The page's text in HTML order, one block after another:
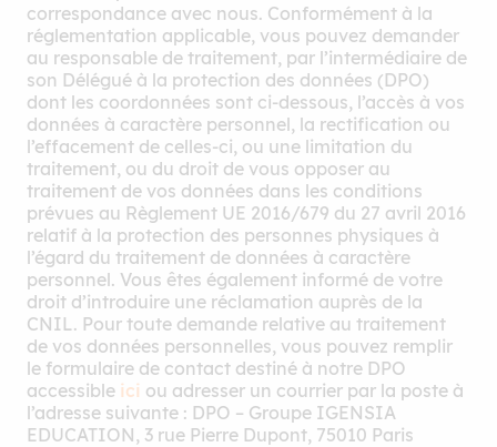
correspondance avec nous. Conformément à la
réglementation applicable, vous pouvez demander
au responsable de traitement, par l’intermédiaire de
son Délégué à la protection des données (DPO)
dont les coordonnées sont ci-dessous, l’accès à vos
données à caractère personnel, la rectification ou
l’effacement de celles-ci, ou une limitation du
traitement, ou du droit de vous opposer au
traitement de vos données dans les conditions
prévues au Règlement UE 2016/679 du 27 avril 2016
relatif à la protection des personnes physiques à
l’égard du traitement de données à caractère
personnel. Vous êtes également informé de votre
droit d’introduire une réclamation auprès de la
CNIL. Pour toute demande relative au traitement
de vos données personnelles, vous pouvez remplir
le formulaire de contact destiné à notre DPO
accessible ici ou adresser un courrier par la poste à
l’adresse suivante : DPO – Groupe IGENSIA
EDUCATION, 3 rue Pierre Dupont, 75010 Paris